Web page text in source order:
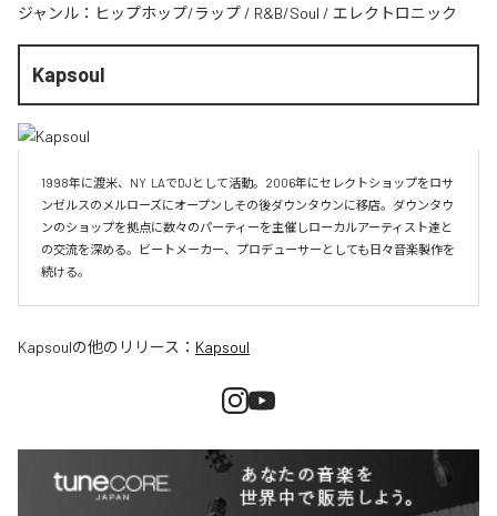
ジャンル： ヒップホップ/ラップ / R&B/Soul / エレクトロニック
Kapsoul
1998年に渡米、NY  LAでDJとして活動。2006年にセレクトショップをロサ
ンゼルスのメルローズにオープンしその後ダウンタウンに移店。ダウンタウ
ンのショップを拠点に数々のパーティーを主催しローカルアーティスト達と
の交流を深める。ビートメーカー、プロデューサーとしても日々音楽製作を
続ける。
Kapsoulの他のリリース： Kapsoul